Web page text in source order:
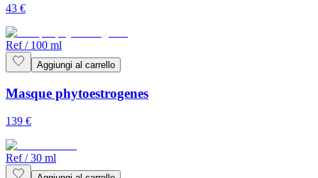
43 €
Ref/ 100 ml
Aggiungi al carrello
Masque phytoestrogenes
139 €
Ref/30 ml